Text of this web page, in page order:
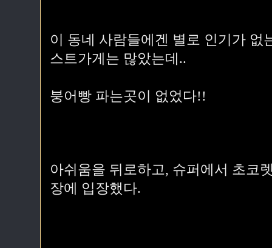
이 동네 사람들에겐 별로 인기가 없
스트가게는 많았는데..
붕어빵 파는곳이 없었다!!
아쉬움을 뒤로하고, 슈퍼에서 초코
장에 입장했다.